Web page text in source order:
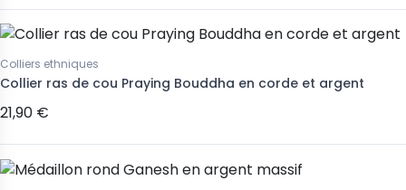
Colliers ethniques
Collier ras de cou Praying Bouddha en corde et argent
21,90 €